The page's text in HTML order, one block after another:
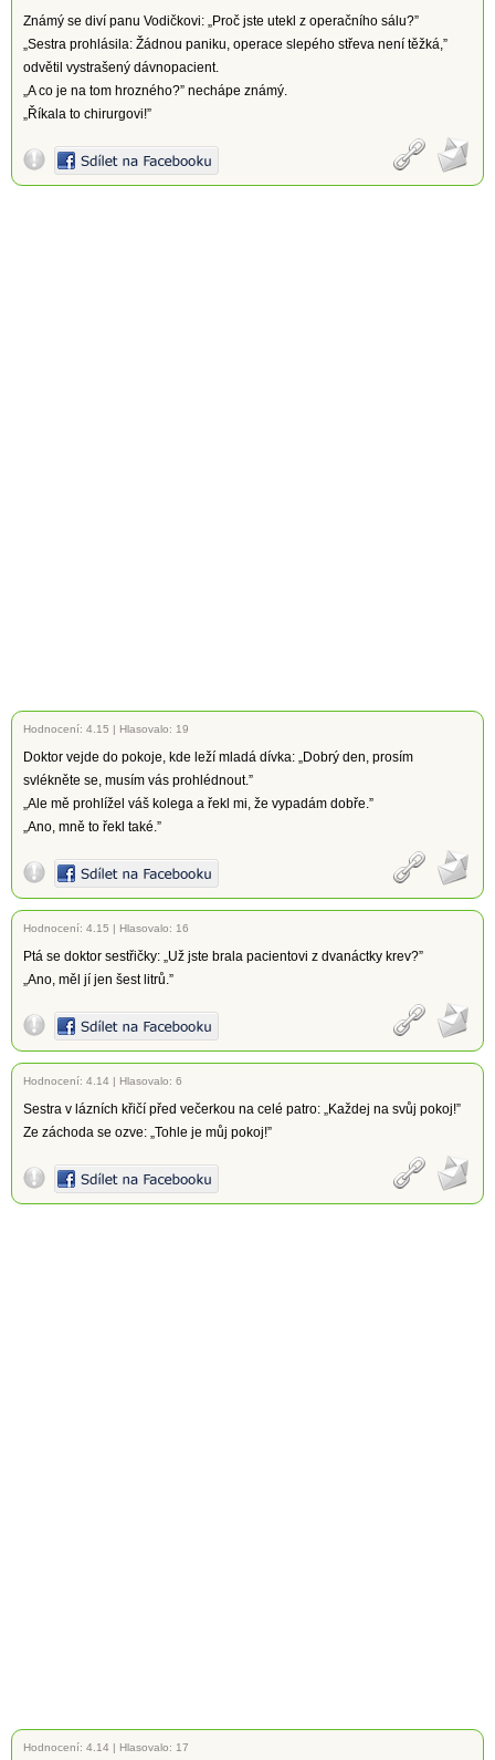
Známý se diví panu Vodičkovi: „Proč jste utekl z operačního sálu?”
„Sestra prohlásila: Žádnou paniku, operace slepého střeva není těžká,”
odvětil vystrašený dávnopacient.
„A co je na tom hrozného?” nechápe známý.
„Říkala to chirurgovi!”
Hodnocení: 4.15 | Hlasovalo: 19
Doktor vejde do pokoje, kde leží mladá dívka: „Dobrý den, prosím
svlékněte se, musím vás prohlédnout.”
„Ale mě prohlížel váš kolega a řekl mi, že vypadám dobře.”
„Ano, mně to řekl také.”
Hodnocení: 4.15 | Hlasovalo: 16
Ptá se doktor sestřičky: „Už jste brala pacientovi z dvanáctky krev?”
„Ano, měl jí jen šest litrů.”
Hodnocení: 4.14 | Hlasovalo: 6
Sestra v lázních křičí před večerkou na celé patro: „Každej na svůj pokoj!”
Ze záchoda se ozve: „Tohle je můj pokoj!”
Hodnocení: 4.14 | Hlasovalo: 17